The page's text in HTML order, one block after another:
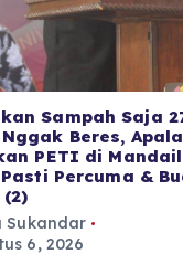
Sampah Saja
Beres,
PETI di
Percuma &
Sukandar
6, 2026